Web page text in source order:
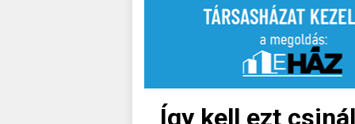
Így kell ezt